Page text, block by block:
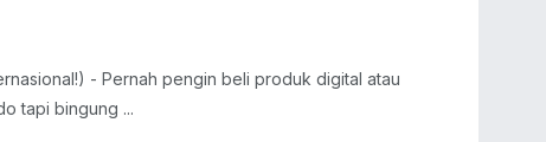
- Pernah pengin beli produk digital atau
tapi bingung ...